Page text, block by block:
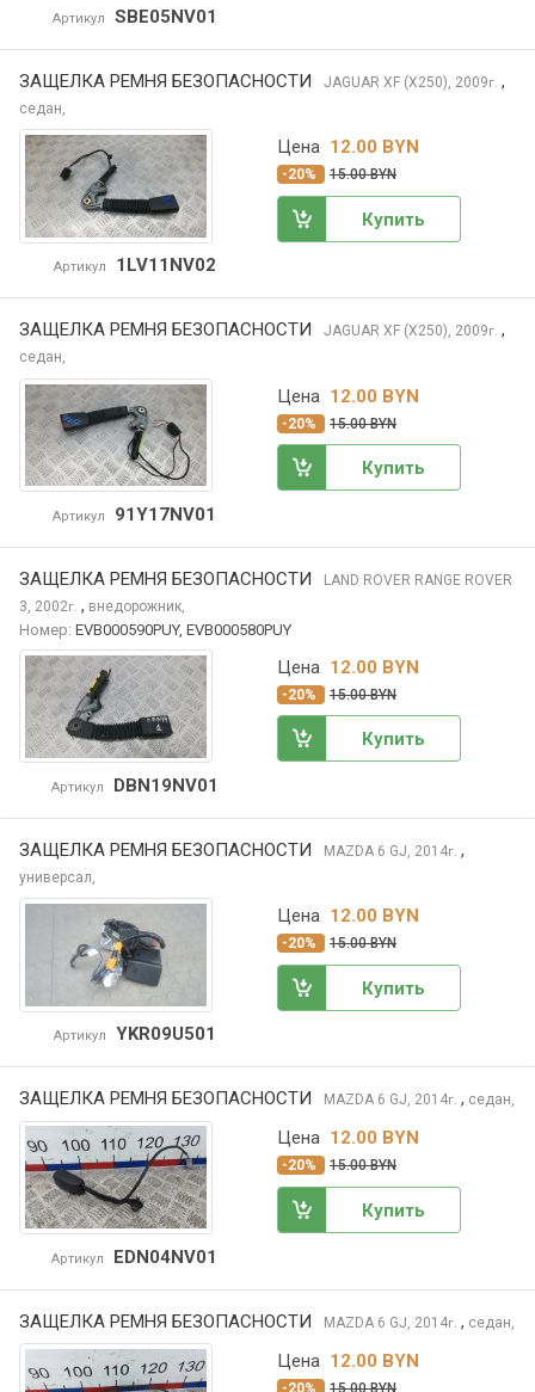
Артикул SBE05NV01
ЗАЩЕЛКА РЕМНЯ БЕЗОПАСНОСТИ JAGUAR XF (X250), 2009г. ,
седан,
Артикул 1LV11NV02
Цена 12.00 BYN
-20% 15.00 BYN
Купить
ЗАЩЕЛКА РЕМНЯ БЕЗОПАСНОСТИ JAGUAR XF (X250), 2009г. ,
седан,
Артикул 91Y17NV01
Цена 12.00 BYN
-20% 15.00 BYN
Купить
ЗАЩЕЛКА РЕМНЯ БЕЗОПАСНОСТИ
LAND ROVER RANGE ROVER
3, 2002г. , внедорожник,
Номер: EVB000590PUY, EVB000580PUY
Артикул DBN19NV01
Цена 12.00 BYN
-20% 15.00 BYN
Купить
ЗАЩЕЛКА РЕМНЯ БЕЗОПАСНОСТИ MAZDA 6 GJ, 2014г. ,
универсал,
Артикул YKR09U501
Цена 12.00 BYN
-20% 15.00 BYN
Купить
ЗАЩЕЛКА РЕМНЯ БЕЗОПАСНОСТИ MAZDA 6 GJ, 2014г. , седан,
Артикул EDN04NV01
Цена 12.00 BYN
-20% 15.00 BYN
Купить
ЗАЩЕЛКА РЕМНЯ БЕЗОПАСНОСТИ MAZDA 6 GJ, 2014г. , седан,
Цена 12.00 BYN
-20% 15.00 BYN